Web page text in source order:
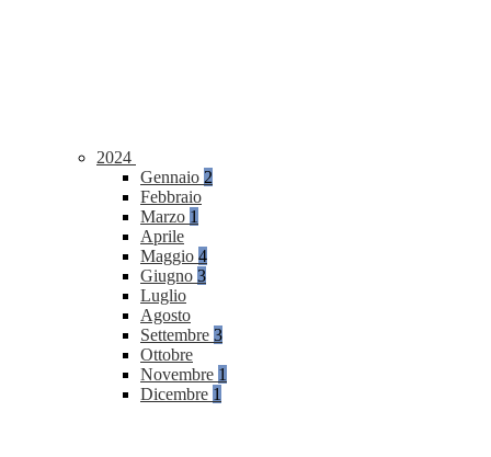
2024
Gennaio 2
Febbraio
Marzo 1
Aprile
Maggio 4
Giugno 3
Luglio
Agosto
Settembre 3
Ottobre
Novembre 1
Dicembre 1